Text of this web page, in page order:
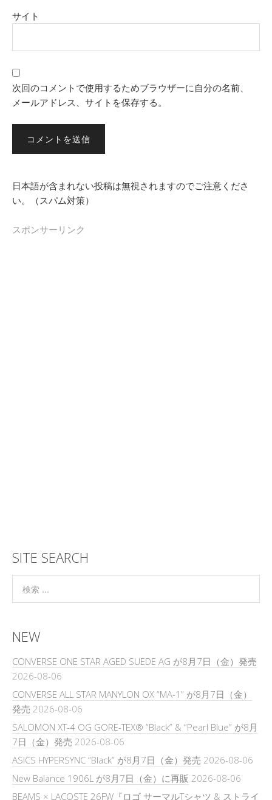
サイト
次回のコメントで使用するためブラウザーに自分の名前、
メールアドレス、サイトを保存する。
日本語が含まれない投稿は無視されますのでご注意くださ
い。（スパム対策）
スポンサーリンク
SITE SEARCH
NEW
CONVERSE ONE STAR AGED SUEDE AG が8月7日（金）発売
2026-08-06
CONVERSE ALL STAR MANYLON OX “MA-1” が8月7日（金）
発売 2026-08-06
SALOMON XT-4 OG GORE-TEX® “Black” & “Pearl Blue” が8月
7日（金）発売 2026-08-06
ASICS HYPERSYNC “Black” が8月7日（金）発売 2026-08-06
New Balance 1906L が8月7日（金）に再販 2026-08-06
BEAMS × LACOSTE 26FW『ロゴ サーマルTシャツ & ストライ